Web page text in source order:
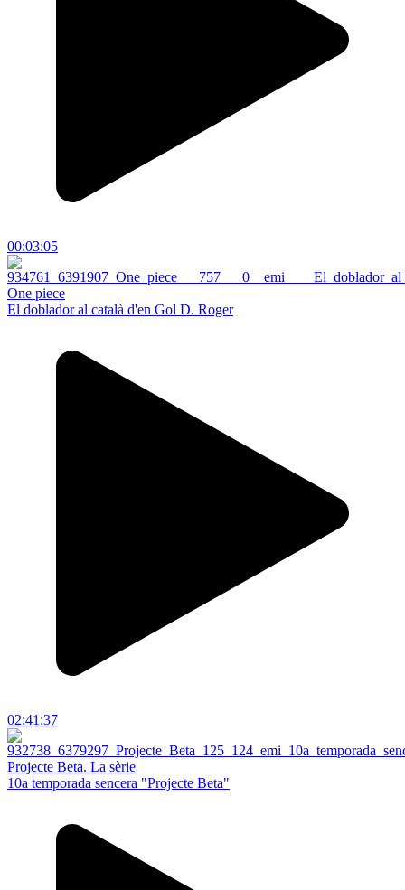
00:03:05
One piece
El doblador al català d'en Gol D. Roger
02:41:37
Projecte Beta. La sèrie
10a temporada sencera "Projecte Beta"